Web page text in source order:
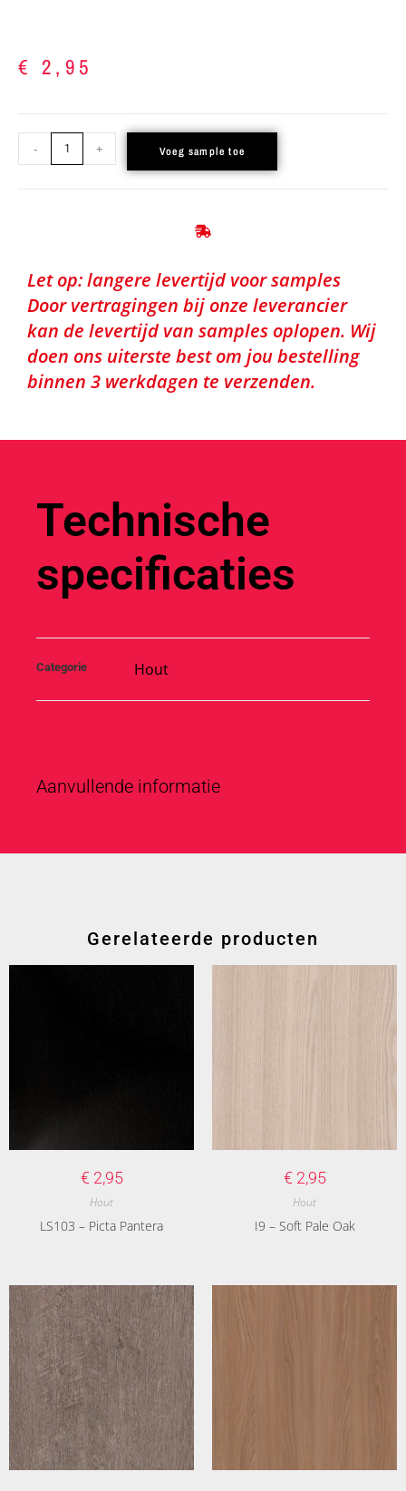
€ 2,95
- + Voeg sample toe
Let op: langere levertijd voor samples
Door vertragingen bij onze leverancier
kan de levertijd van samples oplopen. Wij
doen ons uiterste best om jou bestelling
binnen 3 werkdagen te verzenden.
Technische
specificaties
Categorie Hout
Aanvullende informatie
Gerelateerde producten
€ 2,95
Hout
LS103 – Picta Pantera
€ 2,95
Hout
I9 – Soft Pale Oak